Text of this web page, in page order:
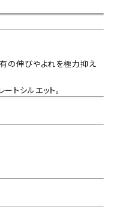
の伸びやよれを極力抑え
トシルエット。